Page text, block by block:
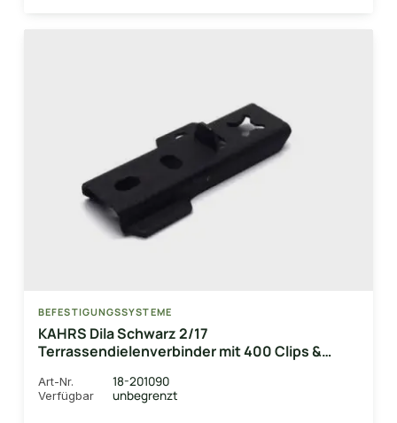
BEFESTIGUNGSSYSTEME
KAHRS Dila Schwarz 2/17
Terrassendielenverbinder mit 400 Clips &
Edelstahl, Aufbau 6mm
Art-Nr. 18-201090
Verfügbar unbegrenzt